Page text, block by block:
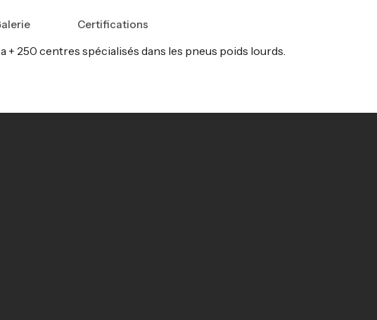
Certifications
250 centres spécialisés dans les pneus poids lourds.